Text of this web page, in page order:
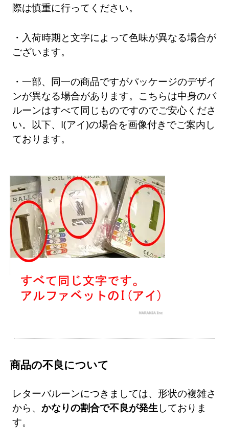
際は慎重に行ってください。
・入荷時期と文字によって色味が異なる場合が
ございます。
・一部、同一の商品ですがパッケージのデザイ
ンが異なる場合があります。こちらは中身のバ
ルーンはすべて同じものですのでご安心くださ
い。以下、I(アイ)の場合を画像付きでご案内し
ております。
商品の不良について
レターバルーンにつきましては、形状の複雑さ
から、かなりの割合で不良が発生 しておりま
す。